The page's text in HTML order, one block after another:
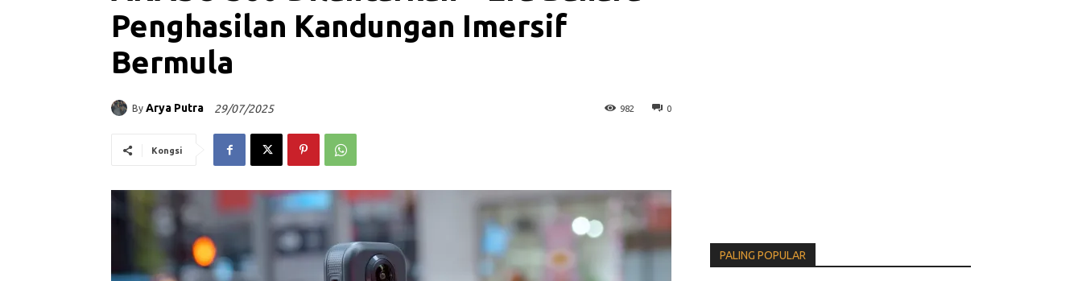
Penghasilan Kandungan Imersif
Bermula
By Arya Putra 29/07/2025 0
982
Kongsi
PALING POPULAR